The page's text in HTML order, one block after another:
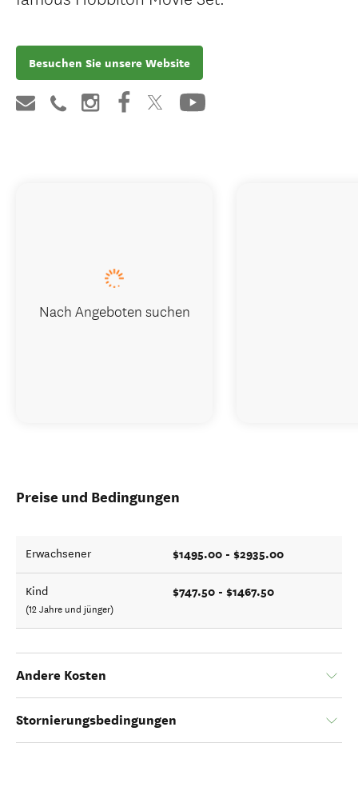
Besuchen Sie unsere Website
Preise und Bedingungen
Erwachsener $1495.00 - $2935.00
Kind
(12 Jahre und jünger)
$747.50 - $1467.50
Andere Kosten
Stornierungsbedingungen
Nach Angeboten suchen